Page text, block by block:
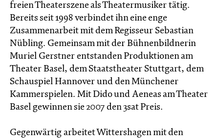
freien Theaterszene als Theatermusiker tätig.
Bereits seit 1998 verbindet ihn eine enge
Zusammenarbeit mit dem Regisseur Sebastian
Nübling. Gemeinsam mit der Bühnenbildnerin
Muriel Gerstner entstanden Produktionen am
Theater Basel, dem Staatstheater Stuttgart, dem
Schauspiel Hannover und den Münchener
Kammerspielen. Mit Dido und Aeneas am Theater
Basel gewinnen sie 2007 den 3sat Preis.
Gegenwärtig arbeitet Wittershagen mit den